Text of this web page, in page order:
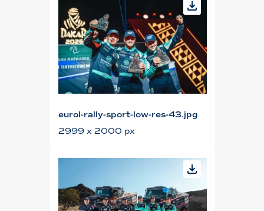
eurol-rally-sport-low-res-43.jpg
2999 x 2000 px